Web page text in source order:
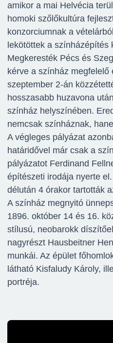
amikor a mai Helvécia
homoki szőlőkultúra
konzorciumnak a
lekötöttek a színházépítés
Megkeresték Pécs és
kérve a színház megfelelő
szeptember 2-án
hosszasabb huzavona
színház helyszínében.
nemcsak színháznak,
A végleges pályázat
határidővel már csak a
pályázatot Ferdinand
építészeti irodája nyerte
délután 4 órakor tartották
A színház megnyitó
1896. október 14 és 16.
stílusú, neobarokk
nagyrészt Hausbeitner
munkái. Az épület
látható Kisfaludy Károly,
portréja.